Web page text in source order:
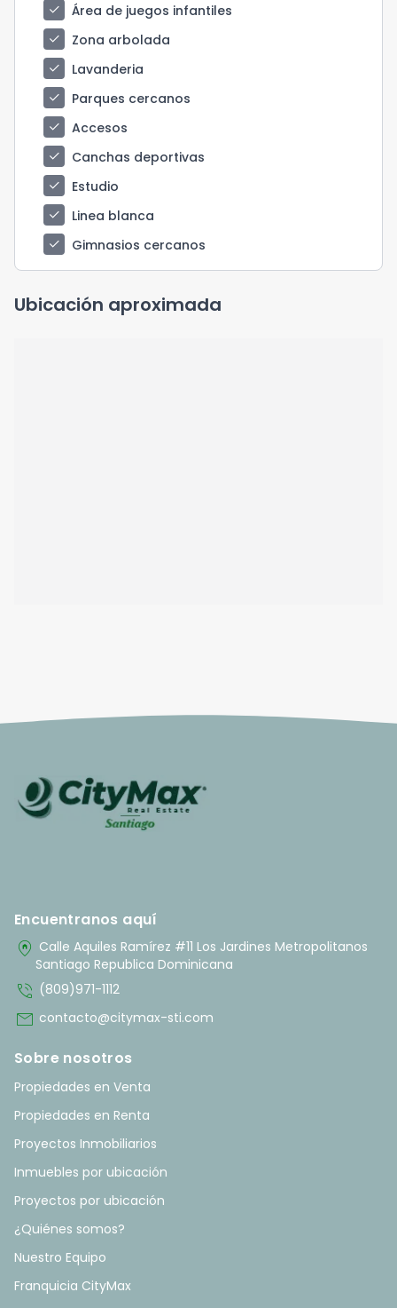
check
Área de juegos infantiles
check
Zona arbolada
check
Lavanderia
check
Parques cercanos
check
Accesos
check
Canchas deportivas
check
Estudio
check
Linea blanca
check
Gimnasios cercanos
Ubicación aproximada
Encuentranos aquí
home_pin Calle Aquiles Ramírez #11 Los Jardines Metropolitanos
Santiago Republica Dominicana
phone_in_talk (809)971-1112
mail contacto@citymax-sti.com
Sobre nosotros
Propiedades en Venta
Propiedades en Renta
Proyectos Inmobiliarios
Inmuebles por ubicación
Proyectos por ubicación
¿Quiénes somos?
Nuestro Equipo
Franquicia CityMax